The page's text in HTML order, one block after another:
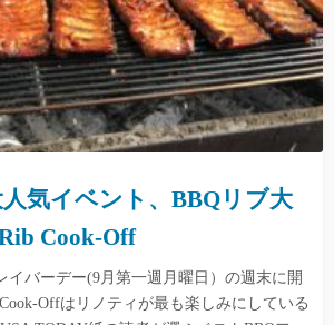
気イベント、BBQリブ大
Cook-Off
イバーデー(9月第一週月曜日）の週末に開
Offはリノティが最も楽しみにしている